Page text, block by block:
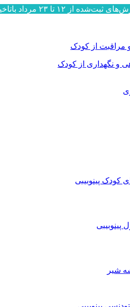
مرداد به‌ترتیب ثبت، آغاز خواهد شد. از صبوری و همراهی شما سپاسگزاریم.
و نگهداری از کودک